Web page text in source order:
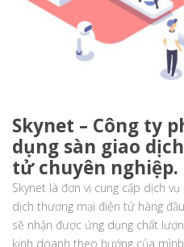
Skynet – Công ty
dụng sàn giao
tử chuyên nghiệp.
Skynet là đơn vị cung cấp dịch vụ
dịch thương mại điện tử hàng
sẽ nhận được ứng dụng chất
kinh doanh theo hướng của